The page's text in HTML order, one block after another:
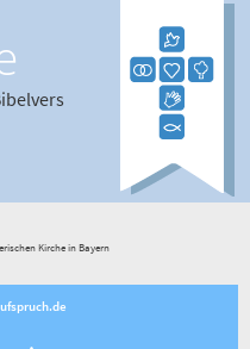
Kirche in Bayern